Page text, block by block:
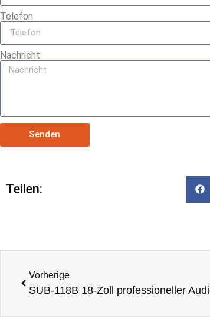
Telefon
Nachricht
Senden
Teilen:
Vorherige